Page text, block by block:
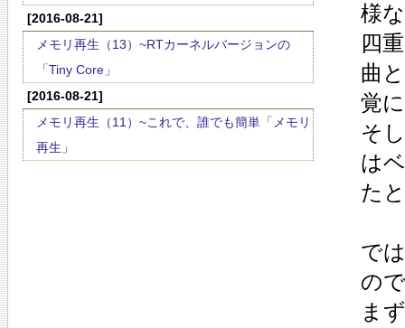
[2016-08-21]
メモリ再生（13）~RTカーネルバージョンの
「Tiny Core」
[2016-08-21]
メモリ再生（11）~これで、誰でも簡単「メモリ
再生」
様
四
曲
覚
そ
は
た
で
の
ま